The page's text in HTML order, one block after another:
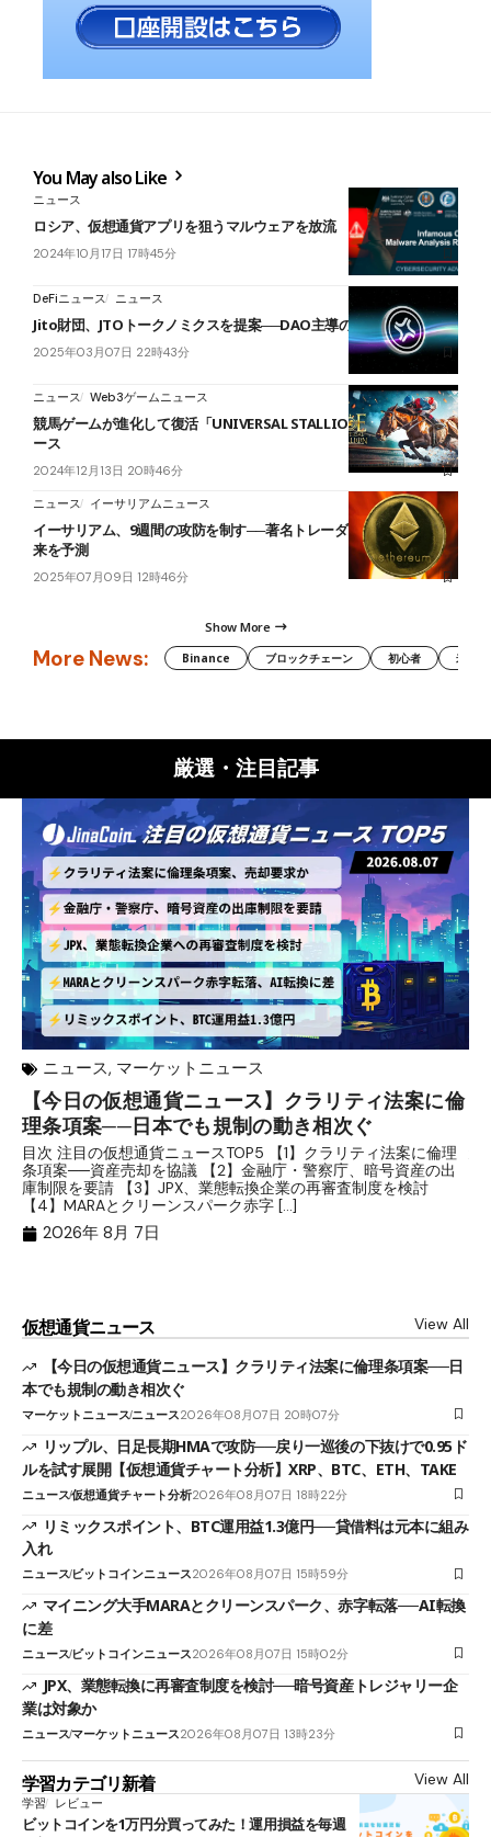
You May also Like
ニュース
ロシア、仮想通貨アプリを狙うマルウェアを放流
2024年10月17日 17時45分
DeFiニュース ニュース
Jito財団、JTOトークノミクスを提案──DAO主導の成長戦略
2025年03月07日 22時43分
ニュース Web3ゲームニュース
競馬ゲームが進化して復活「UNIVERSAL STALLION RE」正式リリ
ース
2024年12月13日 20時46分
ニュース イーサリアムニュース
イーサリアム、9週間の攻防を制す──著名トレーダーが強気相場の到
来を予測
2025年07月09日 12時46分
Show More
More News: Binance ブロックチェーン 初心者 米国
厳選・注目記事
ニュース, マーケットニュース
【今日の仮想通貨ニュース】クラリティ法案に倫
理条項案──日本でも規制の動き相次ぐ
目次 注目の仮想通貨ニュースTOP5 【1】クラリティ法案に倫理
条項案──資産売却を協議 【2】金融庁・警察庁、暗号資産の出
庫制限を要請 【3】JPX、業態転換企業の再審査制度を検討
【4】MARAとクリーンスパーク赤字 […]
2026年 8月 7日
仮想通貨ニュース View All
【今日の仮想通貨ニュース】クラリティ法案に倫理条項案──日
本でも規制の動き相次ぐ
マーケットニュースニュース2026年08月07日 20時07分
リップル、日足長期HMAで攻防──戻り一巡後の下抜けで0.95ド
ルを試す展開【仮想通貨チャート分析】XRP、BTC、ETH、TAKE
ニュース仮想通貨チャート分析2026年08月07日 18時22分
リミックスポイント、BTC運用益1.3億円──貸借料は元本に組み
入れ
ニュースビットコインニュース2026年08月07日 15時59分
マイニング大手MARAとクリーンスパーク、赤字転落──AI転換
に差
ニュースビットコインニュース2026年08月07日 15時02分
JPX、業態転換に再審査制度を検討──暗号資産トレジャリー企
業は対象か
ニュースマーケットニュース2026年08月07日 13時23分
学習カテゴリ新着 View All
学習 レビュー
ビットコインを1万円分買ってみた！運用損益を毎週